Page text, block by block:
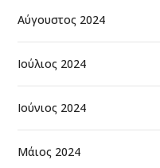
Αύγουστος 2024
Ιούλιος 2024
Ιούνιος 2024
Μάιος 2024